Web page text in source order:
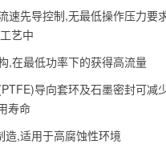
先导控制,无最低操作压力要
艺中
最低功率下的获得高流量
导向套环及石墨密封可减
寿命
,适用于高腐蚀性环境